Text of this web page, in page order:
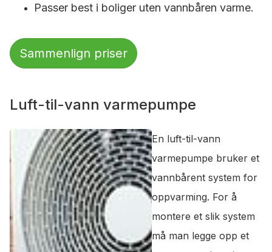
Passer best i boliger uten vannbåren varme.
Sammenlign priser
Luft-til-vann varmepumpe
En luft-til-vann
varmepumpe bruker et
vannbårent system for
oppvarming. For å
montere et slik system
må man legge opp et